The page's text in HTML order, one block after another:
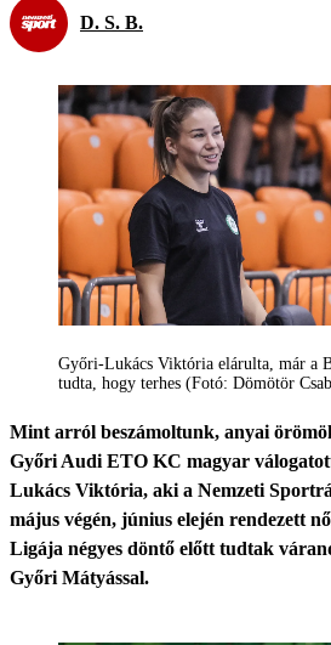
D. S. B.
Győri-Lukács Viktória elárulta, már a
tudta, hogy terhes (Fotó: Dömötör
Mint arról beszámoltunk, anyai
Győri Audi ETO KC magyar
Lukács Viktória, aki a Nemzeti
május végén, június elején rendezett
Ligája négyes döntő előtt tudtak
Győri Mátyással.